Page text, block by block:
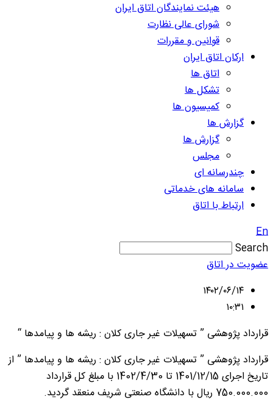
هیئت نمایندگان اتاق ایران
شورای عالی نظارت
قوانین و مقررات
ارکان اتاق ایران
اتاق ها
تشکل ها
کمیسیون ها
گزارش ها
گزارش ها
مجلس
چندرسانه ای
سامانه های خدماتی
ارتباط با اتاق
En
Search
عضویت در اتاق
۱۴۰۲/۰۶/۱۴
۱۰:۳۱
قرارداد پژوهشی ” تسهیلات غیر جاری کلان : ریشه ها و پیامدها “
قرارداد پژوهشی ” تسهیلات غیر جاری کلان : ریشه ها و پیامدها ” از
تاریخ اجرای 1401/12/15 تا 1402/4/30 با مبلغ کل قرارداد
750.000.000 ریال با دانشگاه صنعتی شریف منعقد گردید.